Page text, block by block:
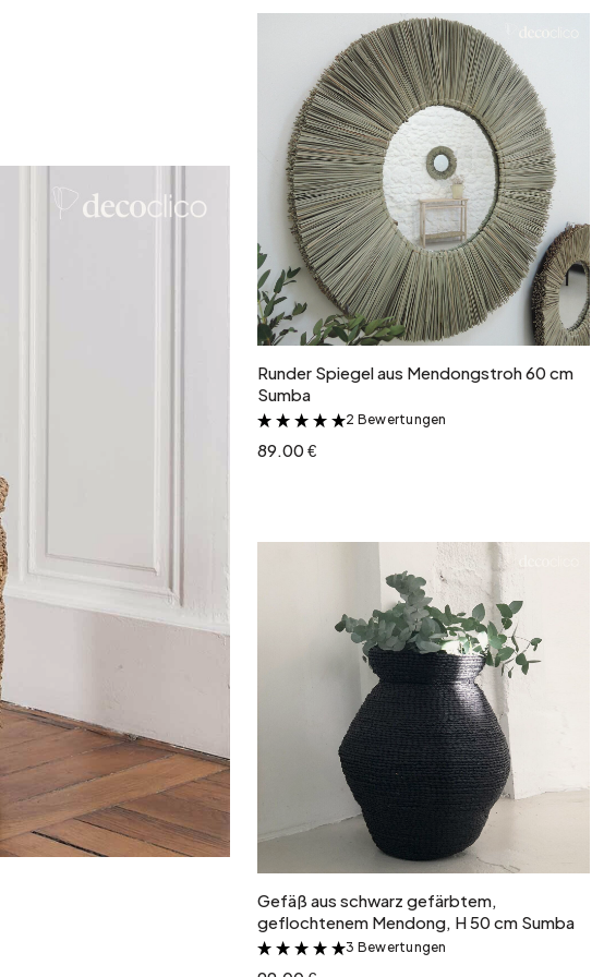
In den Warenkorb
Runder Spiegel aus Mendongstroh 60 cm
Sumba
&
2 Bewertungen
89.00 €
In den Warenkorb
Gefäß aus schwarz gefärbtem,
geflochtenem Mendong, H 50 cm Sumba
&
3 Bewertungen